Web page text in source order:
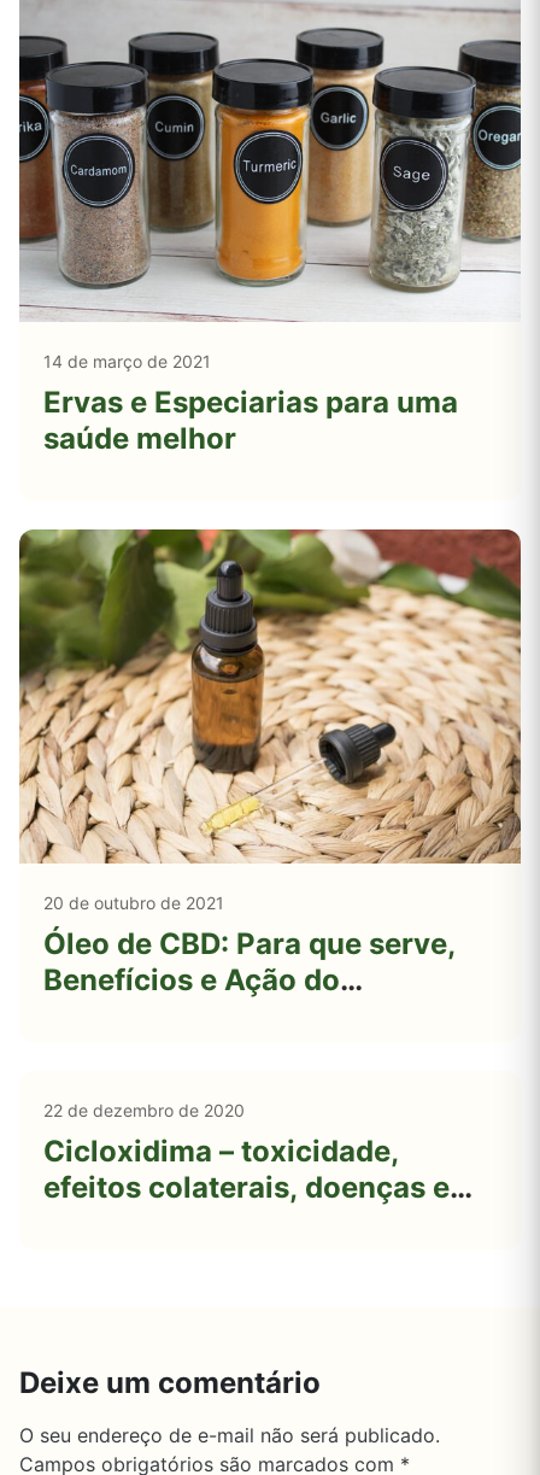
14 de março de 2021
Ervas e Especiarias para uma
saúde melhor
20 de outubro de 2021
Óleo de CBD: Para que serve,
Benefícios e Ação do
22 de dezembro de 2020
Cicloxidima – toxicidade,
efeitos colaterais, doenças e
Deixe um comentário
O seu endereço de e-mail não será publicado.
Campos obrigatórios são marcados com *